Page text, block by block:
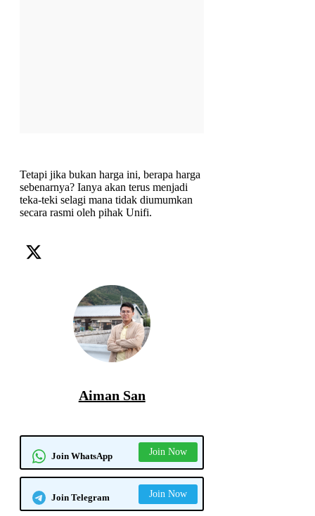
Tetapi jika bukan harga ini, berapa harga
sebenarnya? Ianya akan terus menjadi
teka-teki selagi mana tidak diumumkan
secara rasmi oleh pihak Unifi.
Aiman San
Join WhatsApp Join Now
Join Telegram Join Now